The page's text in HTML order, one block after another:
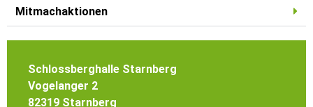
Mitmachaktionen
Schlossberghalle Starnberg
Vogelanger 2
82319 Starnberg